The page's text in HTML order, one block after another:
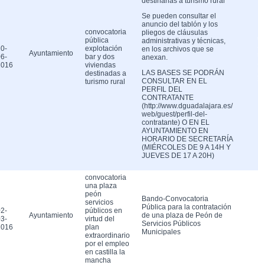
Ayuntamiento
convocatoria
pública
explotación
bar y dos
viviendas
destinadas a
turismo rural
Se pueden consultar el
anuncio del tablón y los
pliegos de cláusulas
administrativas y técnicas,
en los archivos que se
anexan.
LAS BASES SE PODRÁN
CONSULTAR EN EL
PERFIL DEL
CONTRATANTE
(http://www.dguadalajara.es/
web/guest/perfil-del-
contratante) O EN EL
AYUNTAMIENTO EN
HORARIO DE SECRETARÍA
(MIÉRCOLES DE 9 A 14H Y
JUEVES DE 17 A 20H)
Ayuntamiento
convocatoria
una plaza
peón
servicios
públicos en
virtud del
plan
extraordinario
por el empleo
en castilla la
mancha
Bando-Convocatoria
Pública para la contratación
de una plaza de Peón de
Servicios Públicos
Municipales